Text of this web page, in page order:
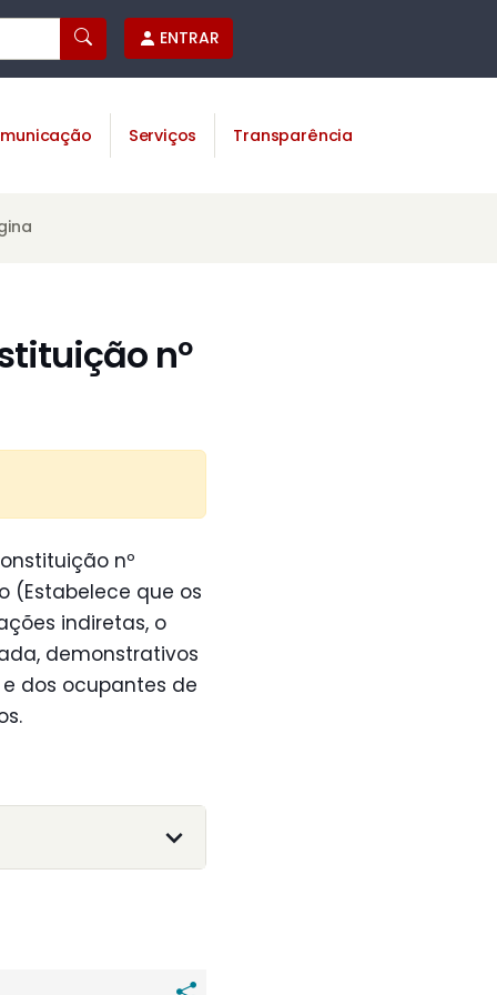
ENTRAR
Serviços Transparência
nº
nº
(Estabelece que os
indiretas, o
demonstrativos
dos ocupantes de